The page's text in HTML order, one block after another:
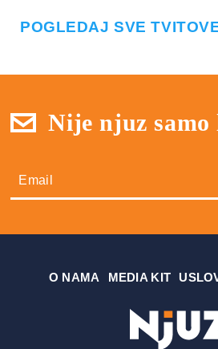
POGLEDAJ SVE
Nije njuz samo
О NAMA MEDIA KIT